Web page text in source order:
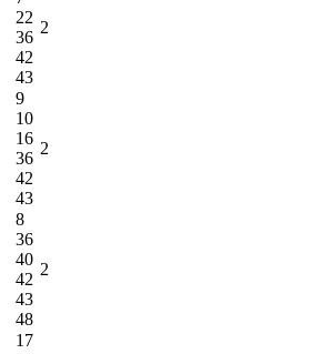
22
36
42
43
2
9
10
16
36
42
43
2
8
36
40
42
43
48
2
17